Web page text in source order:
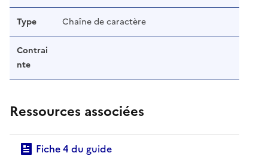
Type Chaîne de caractère
Contrai
nte
Ressources associées